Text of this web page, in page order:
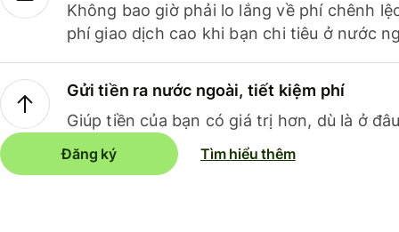
Không bao giờ phải lo lắng về phí chênh
phí giao dịch cao khi bạn chi tiêu ở nước
Gửi tiền ra nước ngoài, tiết kiệm phí
Giúp tiền của bạn có giá trị hơn, dù là ở
Đăng ký Tìm hiểu thêm